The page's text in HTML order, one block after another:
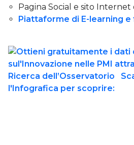
Pagina Social e sito
Piattaforme di E-learning